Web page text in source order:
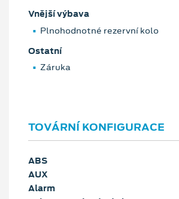
Vnější výbava
Plnohodnotné rezervní kolo
Ostatní
Záruka
TOVÁRNÍ KONFIGURACE
ABS
AUX
Alarm